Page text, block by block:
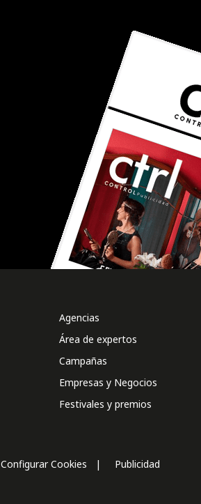
Agencias
Área de expertos
Campañas
Empresas y Negocios
Festivales y premios
Configurar Cookies
Publicidad